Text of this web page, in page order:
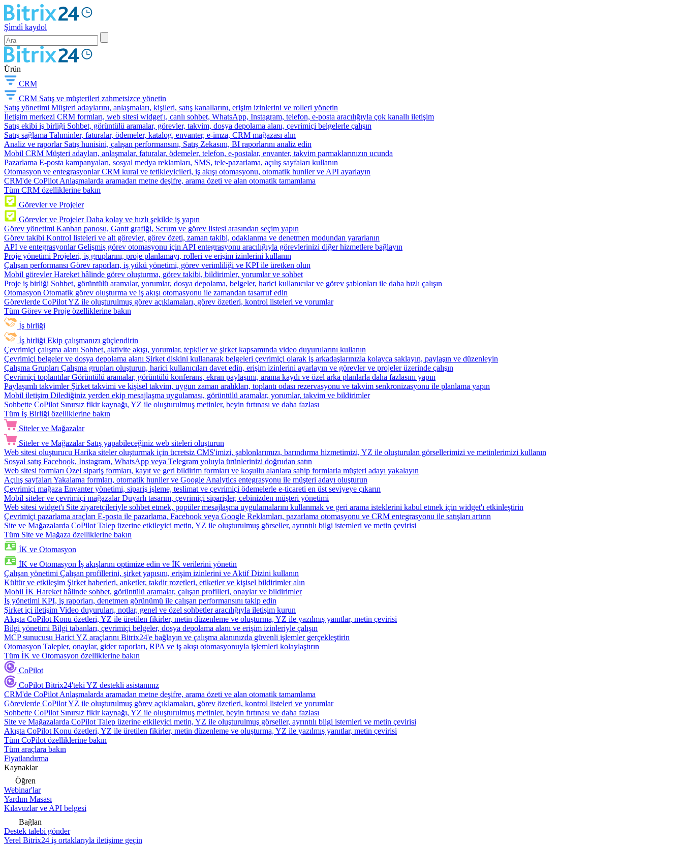
Şi̇mdi̇ kaydol
Ürün
CRM
CRM Satış ve müşterileri zahmetsizce yönetin
Satış yönetimi Müşteri adaylarını, anlaşmaları, kişileri, satış kanallarını, erişim izinlerini ve rolleri yönetin
İletişim merkezi CRM formları, web sitesi widget'ı, canlı sohbet, WhatsApp, Instagram, telefon, e-posta aracılığıyla çok kanallı iletişim
Satış ekibi iş birliği Sohbet, görüntülü aramalar, görevler, takvim, dosya depolama alanı, çevrimiçi belgelerle çalışın
Satış sağlama Tahminler, faturalar, ödemeler, katalog, envanter, e-imza, CRM mağazası alın
Analiz ve raporlar Satış hunisini, çalışan performansını, Satış Zekasını, BI raporlarını analiz edin
Mobil CRM Müşteri adayları, anlaşmalar, faturalar, ödemeler, telefon, e-postalar, envanter, takvim parmaklarınızın ucunda
Pazarlama E-posta kampanyaları, sosyal medya reklamları, SMS, tele-pazarlama, açılış sayfaları kullanın
Otomasyon ve entegrasyonlar CRM kural ve tetikleyicileri, iş akışı otomasyonu, otomatik huniler ve API ayarlayın
CRM'de CoPilot Anlaşmalarda aramadan metne deşifre, arama özeti ve alan otomatik tamamlama
Tüm CRM özelliklerine bakın
Görevler ve Projeler
Görevler ve Projeler Daha kolay ve hızlı şekilde iş yapın
Görev yönetimi Kanban panosu, Gantt grafiği, Scrum ve görev listesi arasından seçim yapın
Görev takibi Kontrol listeleri ve alt görevler, görev özeti, zaman takibi, odaklanma ve denetmen modundan yararlanın
API ve entegrasyonlar Gelişmiş görev otomasyonu için API entegrasyonu aracılığıyla görevlerinizi diğer hizmetlere bağlayın
Proje yönetimi Projeleri, iş gruplarını, proje planlamayı, rolleri ve erişim izinlerini kullanın
Çalışan performansı Görev raporları, iş yükü yönetimi, görev verimliliği ve KPI ile üretken olun
Mobil görevler Hareket hâlinde görev oluşturma, görev takibi, bildirimler, yorumlar ve sohbet
Proje iş birliği Sohbet, görüntülü aramalar, yorumlar, dosya depolama, belgeler, harici kullanıcılar ve görev şablonları ile daha hızlı çalışın
Otomasyon Otomatik görev oluşturma ve iş akışı otomasyonu ile zamandan tasarruf edin
Görevlerde CoPilotYZ ile oluşturulmuş görev açıklamaları, görev özetleri, kontrol listeleri ve yorumlar
Tüm Görev ve Proje özelliklerine bakın
İş birliği
İş birliği Ekip çalışmanızı güçlendirin
Çevrimiçi çalışma alanı Sohbet, aktivite akışı, yorumlar, tepkiler ve şirket kapsamında video duyurularını kullanın
Çevrimiçi belgeler ve dosya depolama alanı Şirket diskini kullanarak belgeleri çevrimiçi olarak iş arkadaşlarınızla kolayca saklayın, paylaşın ve düzenleyin
Çalışma Grupları Çalışma grupları oluşturun, harici kullanıcıları davet edin, erişim izinlerini ayarlayın ve görevler ve projeler üzerinde çalışın
Çevrimiçi toplantılar Görüntülü aramalar, görüntülü konferans, ekran paylaşımı, arama kaydı ve özel arka planlarla daha fazlasını yapın
Paylaşımlı takvimler Şirket takvimi ve kişisel takvim, uygun zaman aralıkları, toplantı odası rezervasyonu ve takvim senkronizasyonu ile planlama yapın
Mobil iletişim Dilediğiniz yerden ekip mesajlaşma uygulaması, görüntülü aramalar, yorumlar, takvim ve bildirimler
Sohbette CoPilot Sınırsız fikir kaynağı, YZ ile oluşturulmuş metinler, beyin fırtınası ve daha fazlası
Tüm İş Birliği özelliklerine bakın
Siteler ve Mağazalar
Siteler ve Mağazalar Satış yapabileceğiniz web siteleri oluşturun
Web sitesi oluşturucu Harika siteler oluşturmak için ücretsiz CMS'imizi, şablonlarımızı, barındırma hizmetimizi, YZ ile oluşturulan görsellerimizi ve metinlerimizi kullanın
Sosyal satış Facebook, Instagram, WhatsApp veya Telegram yoluyla ürünlerinizi doğrudan satın
Web sitesi formları Özel sipariş formları, kayıt ve geri bildirim formları ve koşullu alanlara sahip formlarla müşteri adayı yakalayın
Açılış sayfaları Yakalama formları, otomatik huniler ve Google Analytics entegrasyonu ile müşteri adayı oluşturun
Çevrimiçi mağaza Envanter yönetimi, sipariş işleme, teslimat ve çevrimiçi ödemelerle e-ticareti en üst seviyeye çıkarın
Mobil siteler ve çevrimiçi mağazalar Duyarlı tasarım, çevrimiçi siparişler, cebinizden müşteri yönetimi
Web sitesi widget'ı Site ziyaretçileriyle sohbet etmek, popüler mesajlaşma uygulamalarını kullanmak ve geri arama isteklerini kabul etmek için widget'ı etkinleştirin
Çevrimiçi pazarlama araçları E-posta ile pazarlama, Facebook veya Google Reklamları, pazarlama otomasyonu ve CRM entegrasyonu ile satışları artırın
Site ve Mağazalarda CoPilot Talep üzerine etkileyici metin, YZ ile oluşturulmuş görseller, ayrıntılı bilgi istemleri ve metin çevirisi
Tüm Site ve Mağaza özelliklerine bakın
İK ve Otomasyon
İK ve Otomasyon İş akışlarını optimize edin ve İK verilerini yönetin
Çalışan yönetimi Çalışan profillerini, şirket yapısını, erişim izinlerini ve Aktif Dizini kullanın
Kültür ve etkileşim Şirket haberleri, anketler, takdir rozetleri, etiketler ve kişisel bildirimler alın
Mobil İK Hareket hâlinde sohbet, görüntülü aramalar, çalışan profilleri, onaylar ve bildirimler
İş yönetimi KPI, iş raporları, denetmen görünümü ile çalışan performansını takip edin
Şirket içi iletişim Video duyuruları, notlar, genel ve özel sohbetler aracılığıyla iletişim kurun
Akışta CoPilot Konu özetleri, YZ ile üretilen fikirler, metin düzenleme ve oluşturma, YZ ile yazılmış yanıtlar, metin çevirisi
Bilgi yönetimi Bilgi tabanları, çevrimiçi belgeler, dosya depolama alanı ve erişim izinleriyle çalışın
MCP sunucusu Harici YZ araçlarını Bitrix24'e bağlayın ve çalışma alanınızda güvenli işlemler gerçekleştirin
Otomasyon Talepler, onaylar, gider raporları, RPA ve iş akışı otomasyonuyla işlemleri kolaylaştırın
Tüm İK ve Otomasyon özelliklerine bakın
CoPilot
CoPilot Bitrix24'teki YZ destekli asistanınız
CRM'de CoPilot Anlaşmalarda aramadan metne deşifre, arama özeti ve alan otomatik tamamlama
Görevlerde CoPilotYZ ile oluşturulmuş görev açıklamaları, görev özetleri, kontrol listeleri ve yorumlar
Sohbette CoPilot Sınırsız fikir kaynağı, YZ ile oluşturulmuş metinler, beyin fırtınası ve daha fazlası
Site ve Mağazalarda CoPilot Talep üzerine etkileyici metin, YZ ile oluşturulmuş görseller, ayrıntılı bilgi istemleri ve metin çevirisi
Akışta CoPilot Konu özetleri, YZ ile üretilen fikirler, metin düzenleme ve oluşturma, YZ ile yazılmış yanıtlar, metin çevirisi
Tüm CoPilot özelliklerine bakın
Tüm araçlara bakın
Fiyatlandırma
Kaynaklar
Öğren
Webinar'lar
Yardım Masası
Kılavuzlar ve API belgesi
Bağlan
Destek talebi gönder
Yerel Bitrix24 iş ortaklarıyla iletişime geçin